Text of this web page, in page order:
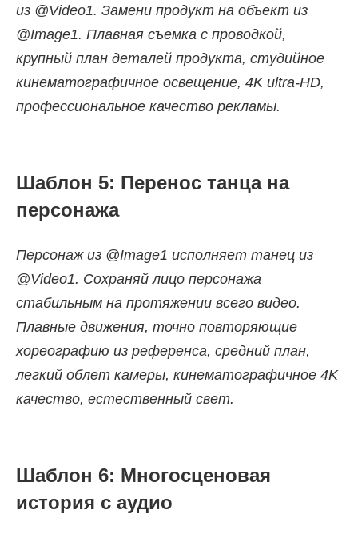
из @Video1. Замени продукт на объект из
@Image1. Плавная съемка с проводкой,
крупный план деталей продукта, студийное
кинематографичное освещение, 4K ultra-HD,
профессиональное качество рекламы.
Шаблон 5: Перенос танца на
персонажа
Персонаж из @Image1 исполняет танец из
@Video1. Сохраняй лицо персонажа
стабильным на протяжении всего видео.
Плавные движения, точно повторяющие
хореографию из референса, средний план,
легкий облет камеры, кинематографичное 4K
качество, естественный свет.
Шаблон 6: Многосценовая
история с аудио